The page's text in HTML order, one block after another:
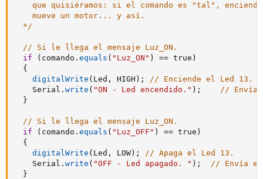
que quisiéramos: si el comando es "tal",
    mueve un motor... y así.
  */
// Si le llega el mensaje Luz_ON.
if
( comando . equals ( "Luz_ON" ) == true )
{
digitalWrite ( Led , HIGH ) ;
// Enciende el Led 13.
    Serial
. write ( "ON - Led encendido." ) ;
// Envía
}
// Si le llega el mensaje Luz_ON.
if
( comando . equals ( "Luz_OFF" ) == true )
{
digitalWrite ( Led , LOW ) ;
// Apaga el Led 13.
    Serial
. write ( "OFF - Led apagado. " ) ;
// Envía
}